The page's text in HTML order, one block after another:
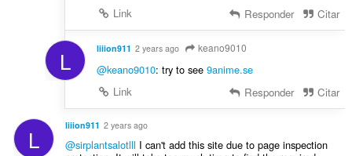
Link
Responder Citar
L liiion911 2 years ago keano9010
@keano9010: try to see 9anime.se
Link
Responder Citar
L liiion911 2 years ago
@sirplantsalotlll I can't add this site due to page inspection